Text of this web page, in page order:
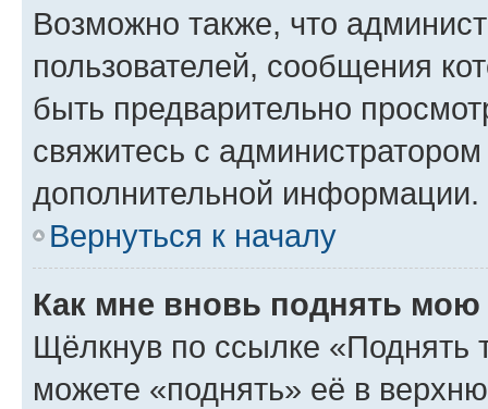
Возможно также, что
пользователей, сообщения
быть предварительно
свяжитесь с
дополнительной информации.
Вернуться к началу
Как мне вновь поднять мою
Щёлкнув по ссылке «Поднять
можете «поднять» её в